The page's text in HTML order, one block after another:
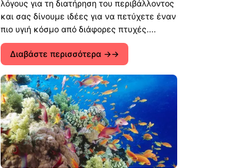
λόγους για τη διατήρηση του περιβάλλοντος
και σας δίνουμε ιδέες για να πετύχετε έναν
πιο υγιή κόσμο από διάφορες πτυχές....
Διαβάστε περισσότερα →